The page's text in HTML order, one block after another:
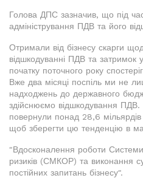
Голова ДПС зазначив, що під
адміністрування ПДВ та його
Отримали від бізнесу скарги
відшкодуванні ПДВ та затримок
початку поточного року
Вже два місяці поспіль ми не
надходжень до державного
здійснюємо відшкодування ПДВ.
повернули понад 28,6
щоб зберегти цю тенденцію в
"Вдосконалення роботи Системи
ризиків (СМКОР) та виконання
постійних запитань бізнесу".